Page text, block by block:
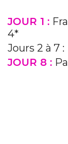
JOUR 1 :
4*
Jours 2 à 7
JOUR 8 :